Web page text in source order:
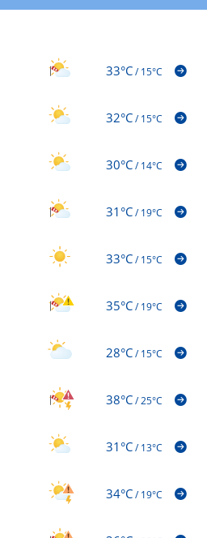
33°C/15°C
32°C/15°C
30°C/14°C
31°C/19°C
33°C/15°C
35°C/19°C
28°C/15°C
38°C/25°C
31°C/13°C
34°C/19°C